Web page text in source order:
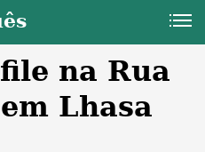
na Rua
Lhasa